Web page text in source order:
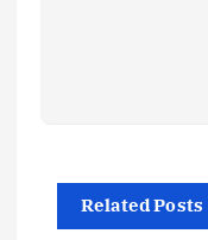
Related Posts